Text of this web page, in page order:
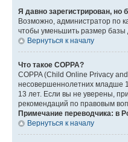
Я давно зарегистрирован, но
Возможно, администратор по
чтобы уменьшить размер базы
Вернуться к началу
Что такое COPPA?
COPPA (Child Online Privacy
несовершеннолетних младше
13 лет. Если вы не уверены,
рекомендаций по правовым
Примечание переводчика: в
Вернуться к началу